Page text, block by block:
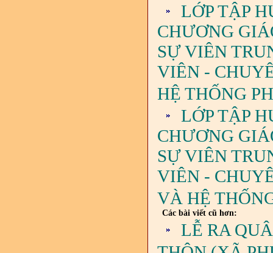
LỚP TẬP
CHƯƠNG
SỰ VIÊN
VIÊN -
HỆ THỐNG
LỚP TẬP
CHƯƠNG
SỰ VIÊN
VIÊN -
VÀ HỆ
Các bài viết cũ hơn:
LỄ RA